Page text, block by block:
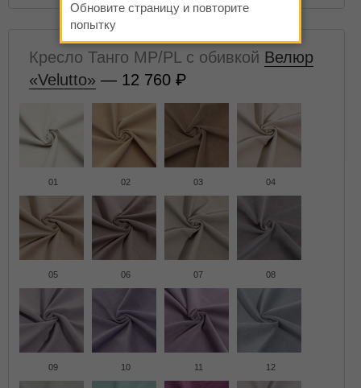
Кресло Танго MP/PL с обивкой Велюр
«Velutto» — 12 760
01 02 03 04
05 06 07 08
09 10 11 12
Обновите страницу и повторите
попытку